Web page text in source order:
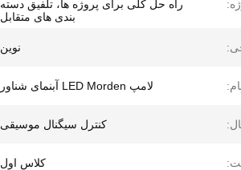
راه حل کلی برای پروژه ها، تلفیق دسته
بندی های متقابل
نوین
لامپ LED Morden آبنمای شناور
کنترل سیگنال موسیقی
کلاس اول